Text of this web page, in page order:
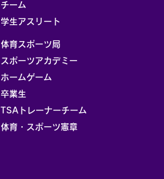
チーム
学生アスリート
体育スポーツ局
スポーツアカデミー
ホームゲーム
卒業生
TSAトレーナーチーム
体育・スポーツ憲章